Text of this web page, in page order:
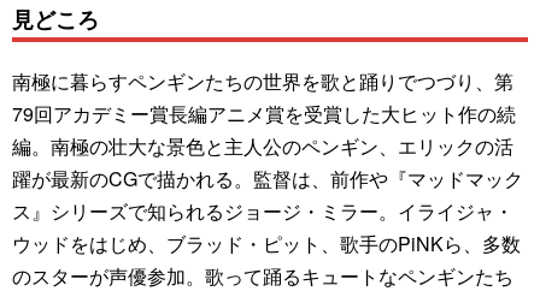
見どころ
南極に暮らすペンギンたちの世界を歌と踊りでつづり、第
79回アカデミー賞長編アニメ賞を受賞した大ヒット作の続
編。南極の壮大な景色と主人公のペンギン、エリックの活
躍が最新のCGで描かれる。監督は、前作や『マッドマック
ス』シリーズで知られるジョージ・ミラー。イライジャ・
ウッドをはじめ、ブラッド・ピット、歌手のPiNKら、多数
のスターが声優参加。歌って踊るキュートなペンギンたち